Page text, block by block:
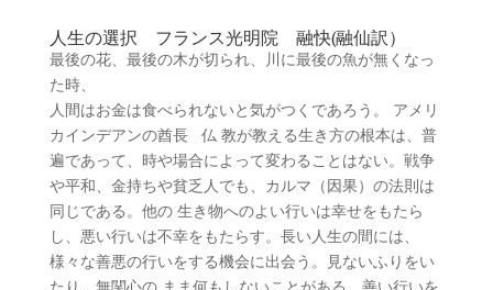
人生の選択 フランス光明院 融快(融仙訳）
最後の花、最後の木が切られ、川に最後の魚が無くなっ
た時、
人間はお金は食べられないと気がつくであろう。 アメリ
カインデアンの酋長 仏 教が教える生き方の根本は、普
遍であって、時や場合によって変わることはない。戦争
や平和、金持ちや貧乏人でも、カルマ（因果）の法則は
同じである。他の 生き物へのよい行いは幸せをもたら
し、悪い行いは不幸をもたらす。長い人生の間には、
様々な善悪の行いをする機会に出会う。見ないふりをい